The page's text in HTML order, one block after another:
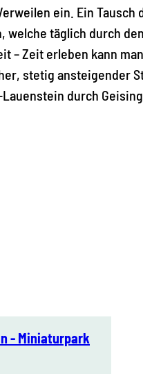
ein. Ein
täglich durch
– Zeit erleben kann
stetig ansteigender
durch
- Miniaturpark